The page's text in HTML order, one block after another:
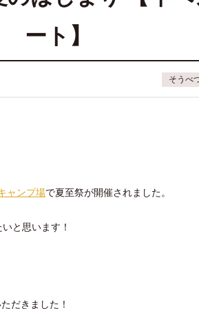
ート】
そうべ
ャンプ場で夏至祭が開催されました。
と思います！
だきました！